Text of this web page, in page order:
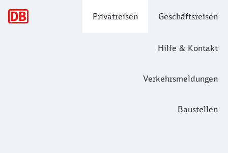
Privatreisen Geschäftsreisen
Hilfe & Kontakt
Verkehrsmeldungen
Baustellen